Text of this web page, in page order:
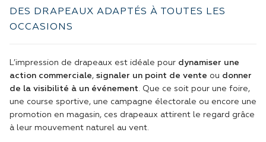
DES DRAPEAUX ADAPTÉS À TOUTES LES
OCCASIONS
L’impression de drapeaux est idéale pour dynamiser une
action commerciale, signaler un point de vente ou donner
de la visibilité à un événement. Que ce soit pour une foire,
une course sportive, une campagne électorale ou encore une
promotion en magasin, ces drapeaux attirent le regard grâce
à leur mouvement naturel au vent.